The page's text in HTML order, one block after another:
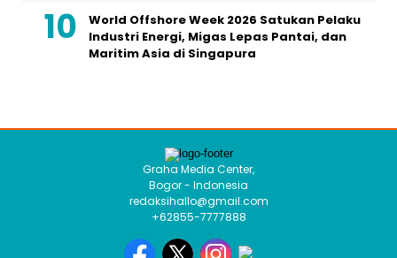
World Offshore Week 2026 Satukan Pelaku
Industri Energi, Migas Lepas Pantai, dan
Maritim Asia di Singapura
Graha Media Center,
Bogor - Indonesia
redaksihallo@gmail.com
+62855-7777888